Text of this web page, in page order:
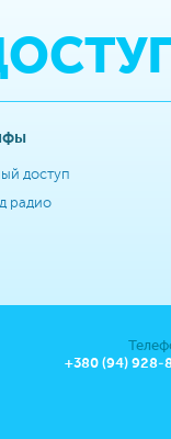
доступ
радио
+380 (94) 928-